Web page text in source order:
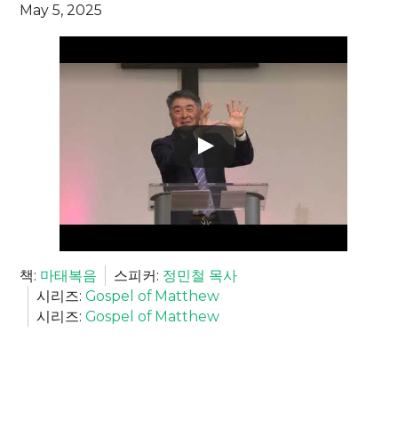
SHARE
May 5, 2025
책: 마태복음 스피커: 정민철 목사
시리즈: Gospel of Matthew
시리즈: Gospel of Matthew